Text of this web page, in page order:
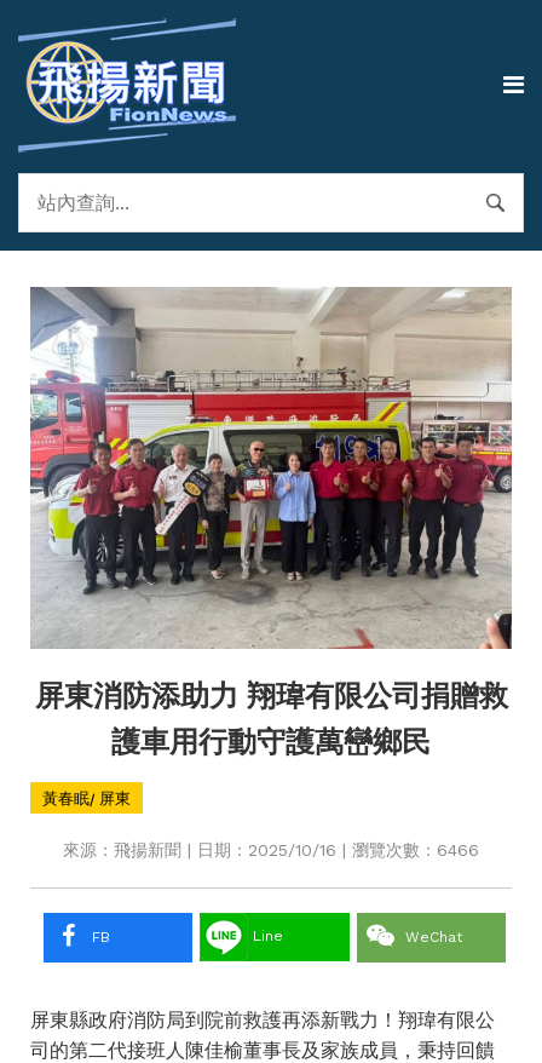
屏東消防添助力 翔瑋有限公司捐贈救
護車用行動守護萬巒鄉民
黃春眠/ 屏東
來源：飛揚新聞 | 日期：2025/10/16 | 瀏覽次數：6466
FB Line WeChat
屏東縣政府消防局到院前救護再添新戰力！翔瑋有限公
司的第二代接班人陳佳榆董事長及家族成員，秉持回饋